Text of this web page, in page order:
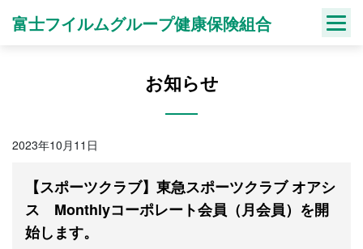
富士フイルムグループ健康保険組合
お知らせ
2023年10月11日
【スポーツクラブ】東急スポーツクラブ オアシ
ス Monthlyコーポレート会員（月会員）を開
始します。